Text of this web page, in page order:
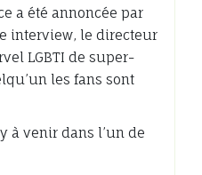
a été annoncée par
interview, le directeur
LGBTI de super-
les fans sont
à venir dans l’un de